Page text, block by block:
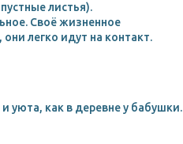
листья).
Своё жизненное
легко идут на контакт.
уюта, как в деревне у бабушки.